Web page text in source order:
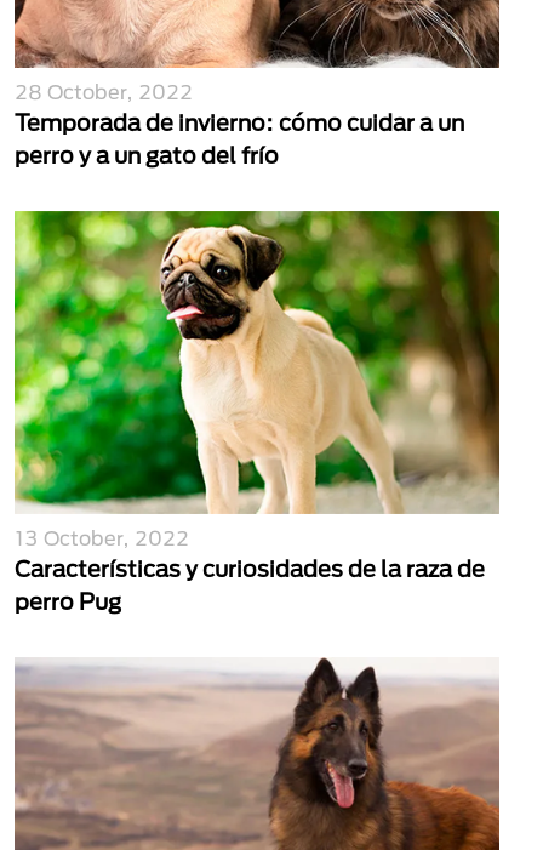
28 October, 2022
Temporada de invierno: cómo cuidar a un
perro y a un gato del frío
13 October, 2022
Características y curiosidades de la raza de
perro Pug